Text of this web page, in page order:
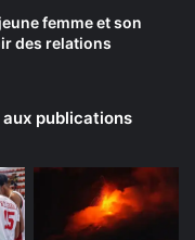
femme et son
des relations
publications